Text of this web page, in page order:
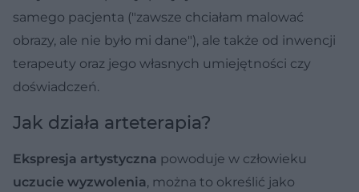
samego pacjenta ("zawsze chciałam malować
obrazy, ale nie było mi dane"), ale także od inwencji
terapeuty oraz jego własnych umiejętności czy
doświadczeń.
Jak działa arteterapia?
Ekspresja artystyczna powoduje w człowieku
uczucie wyzwolenia, można to określić jako